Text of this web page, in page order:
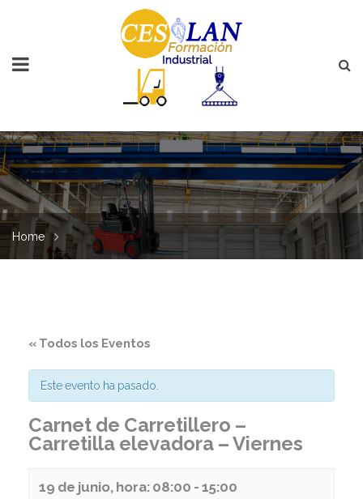
Home
« Todos los Eventos
Este evento ha pasado.
Carnet de Carretillero –
Carretilla elevadora – Viernes
19 de junio, hora: 08:00 - 15:00